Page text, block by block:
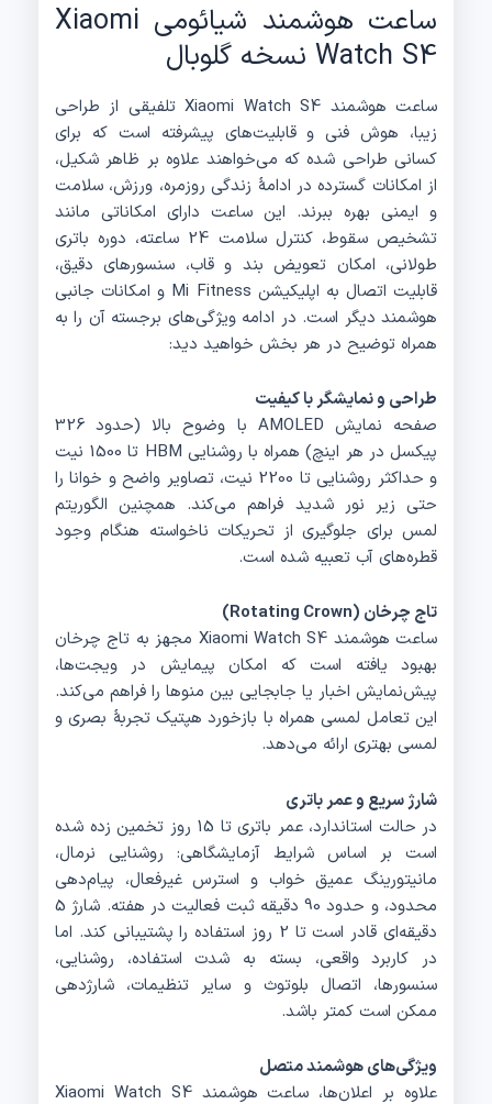
ساعت هوشمند شیائومی Xiaomi
Watch S4 نسخه گلوبال
ساعت هوشمند Xiaomi Watch S4 تلفیقی از طراحی
زیبا، هوش فنی و قابلیت‌های پیشرفته است که برای
کسانی طراحی شده که می‌خواهند علاوه بر ظاهر شکیل،
از امکانات گسترده در ادامهٔ زندگی روزمره، ورزش، سلامت
و ایمنی بهره ببرند. این ساعت دارای امکاناتی مانند
تشخیص سقوط، کنترل سلامت 24 ساعته، دوره باتری
طولانی، امکان تعویض بند و قاب، سنسورهای دقیق،
قابلیت اتصال به اپلیکیشن Mi Fitness و امکانات جانبی
هوشمند دیگر است. در ادامه ویژگی‌های برجسته آن را به
همراه توضیح در هر بخش خواهید دید:
طراحی و نمایشگر با کیفیت
صفحه نمایش AMOLED با وضوح بالا (حدود 326
پیکسل در هر اینچ) همراه با روشنایی HBM تا 1500 نیت
و حداکثر روشنایی تا 2200 نیت، تصاویر واضح و خوانا را
حتی زیر نور شدید فراهم می‌کند. همچنین الگوریتم
لمس برای جلوگیری از تحریکات ناخواسته هنگام وجود
قطره‌های آب تعبیه شده است.
تاج چرخان (Rotating Crown)
ساعت هوشمند Xiaomi Watch S4 مجهز به تاج چرخان
بهبود یافته است که امکان پیمایش در ویجت‌ها،
پیش‌نمایش اخبار یا جابجایی بین منوها را فراهم می‌کند.
این تعامل لمسی همراه با بازخورد هپتیک تجربهٔ بصری و
لمسی بهتری ارائه می‌دهد.
شارژ سریع و عمر باتری
در حالت استاندارد، عمر باتری تا 15 روز تخمین زده شده
است بر اساس شرایط آزمایشگاهی: روشنایی نرمال،
مانیتورینگ عمیق خواب و استرس غیرفعال، پیام‌دهی
محدود، و حدود 90 دقیقه ثبت فعالیت در هفته. شارژ 5
دقیقه‌ای قادر است تا 2 روز استفاده را پشتیبانی کند. اما
در کاربرد واقعی، بسته به شدت استفاده، روشنایی،
سنسورها، اتصال بلوتوث و سایر تنظیمات، شارژدهی
ممکن است کمتر باشد.
ویژگی‌های هوشمند متصل
علاوه بر اعلان‌ها، ساعت هوشمند Xiaomi Watch S4